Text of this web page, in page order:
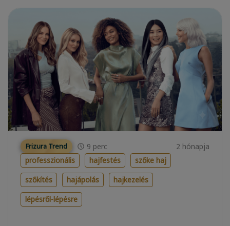
Frizura Trend 9 perc
2 hónapja
professzionális
hajfestés
szőke haj
szőkítés
hajápolás
hajkezelés
lépésről-lépésre